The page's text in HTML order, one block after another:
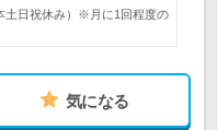
土日祝休み）※月に1回程度の
気になる